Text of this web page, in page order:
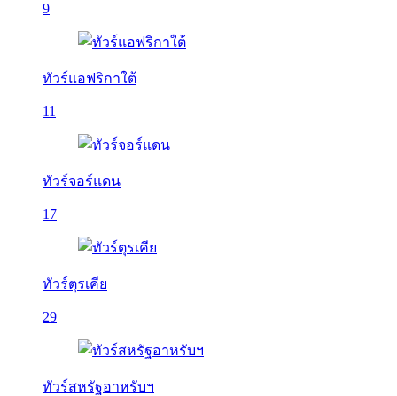
9
ทัวร์แอฟริกาใต้
11
ทัวร์จอร์แดน
17
ทัวร์ตุรเคีย
29
ทัวร์สหรัฐอาหรับฯ